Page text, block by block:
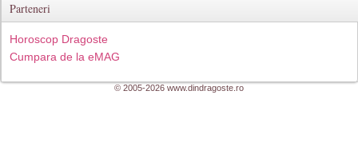
Parteneri
Horoscop Dragoste
Cumpara de la eMAG
© 2005-2026 www.dindragoste.ro